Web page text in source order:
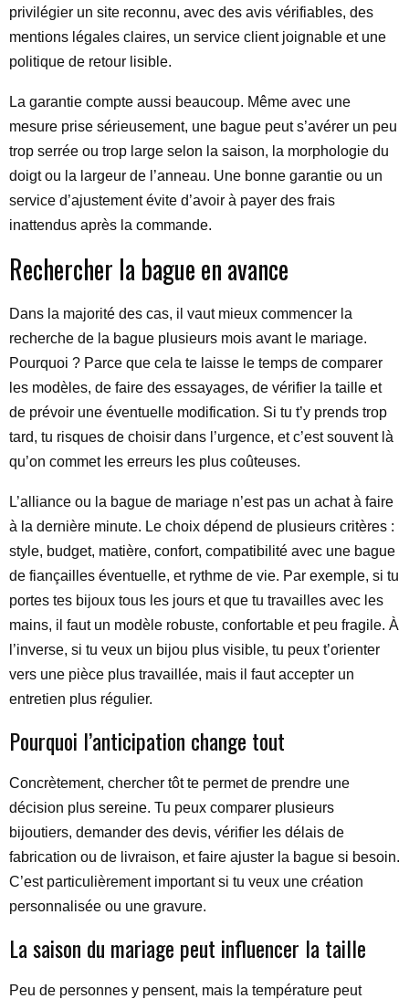
privilégier un site reconnu, avec des avis vérifiables, des
mentions légales claires, un service client joignable et une
politique de retour lisible.
La garantie compte aussi beaucoup. Même avec une
mesure prise sérieusement, une bague peut s’avérer un peu
trop serrée ou trop large selon la saison, la morphologie du
doigt ou la largeur de l’anneau. Une bonne garantie ou un
service d’ajustement évite d’avoir à payer des frais
inattendus après la commande.
Rechercher la bague en avance
Dans la majorité des cas, il vaut mieux commencer la
recherche de la bague plusieurs mois avant le mariage.
Pourquoi ? Parce que cela te laisse le temps de comparer
les modèles, de faire des essayages, de vérifier la taille et
de prévoir une éventuelle modification. Si tu t’y prends trop
tard, tu risques de choisir dans l’urgence, et c’est souvent là
qu’on commet les erreurs les plus coûteuses.
L’alliance ou la bague de mariage n’est pas un achat à faire
à la dernière minute. Le choix dépend de plusieurs critères :
style, budget, matière, confort, compatibilité avec une bague
de fiançailles éventuelle, et rythme de vie. Par exemple, si tu
portes tes bijoux tous les jours et que tu travailles avec les
mains, il faut un modèle robuste, confortable et peu fragile. À
l’inverse, si tu veux un bijou plus visible, tu peux t’orienter
vers une pièce plus travaillée, mais il faut accepter un
entretien plus régulier.
Pourquoi l’anticipation change tout
Concrètement, chercher tôt te permet de prendre une
décision plus sereine. Tu peux comparer plusieurs
bijoutiers, demander des devis, vérifier les délais de
fabrication ou de livraison, et faire ajuster la bague si besoin.
C’est particulièrement important si tu veux une création
personnalisée ou une gravure.
La saison du mariage peut influencer la taille
Peu de personnes y pensent, mais la température peut